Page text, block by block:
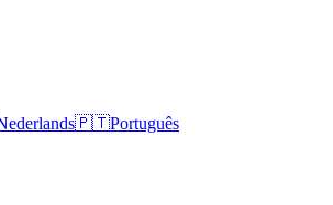
🇵🇹Português